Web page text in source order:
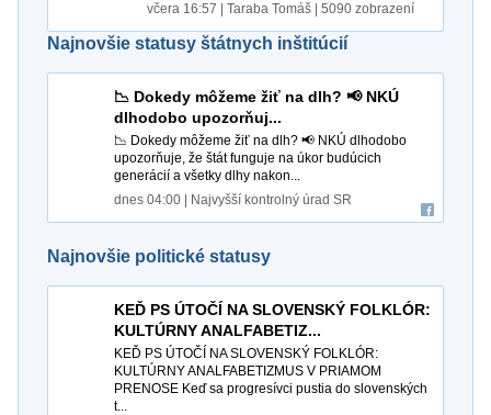
včera 16:57 | Taraba Tomáš | 5090 zobrazení
Najnovšie statusy štátnych inštitúcií
📉 Dokedy môžeme žiť na dlh? 📢 NKÚ
dlhodobo upozorňuj...
📉 Dokedy môžeme žiť na dlh? 📢 NKÚ dlhodobo
upozorňuje, že štát funguje na úkor budúcich
generácií a všetky dlhy nakon...
dnes 04:00 | Najvyšší kontrolný úrad SR
Najnovšie politické statusy
KEĎ PS ÚTOČÍ NA SLOVENSKÝ FOLKLÓR:
KULTÚRNY ANALFABETIZ...
KEĎ PS ÚTOČÍ NA SLOVENSKÝ FOLKLÓR:
KULTÚRNY ANALFABETIZMUS V PRIAMOM
PRENOSE Keď sa progresívci pustia do slovenských
t...